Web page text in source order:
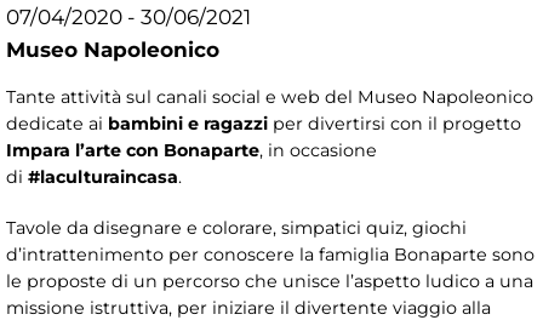
07/04/2020 - 30/06/2021
Museo Napoleonico
Tante attività sul canali social e web del Museo Napoleonico
dedicate ai bambini e ragazzi per divertirsi con il progetto
Impara l’arte con Bonaparte, in occasione
di #laculturaincasa.
Tavole da disegnare e colorare, simpatici quiz, giochi
d’intrattenimento per conoscere la famiglia Bonaparte sono
le proposte di un percorso che unisce l’aspetto ludico a una
missione istruttiva, per iniziare il divertente viaggio alla